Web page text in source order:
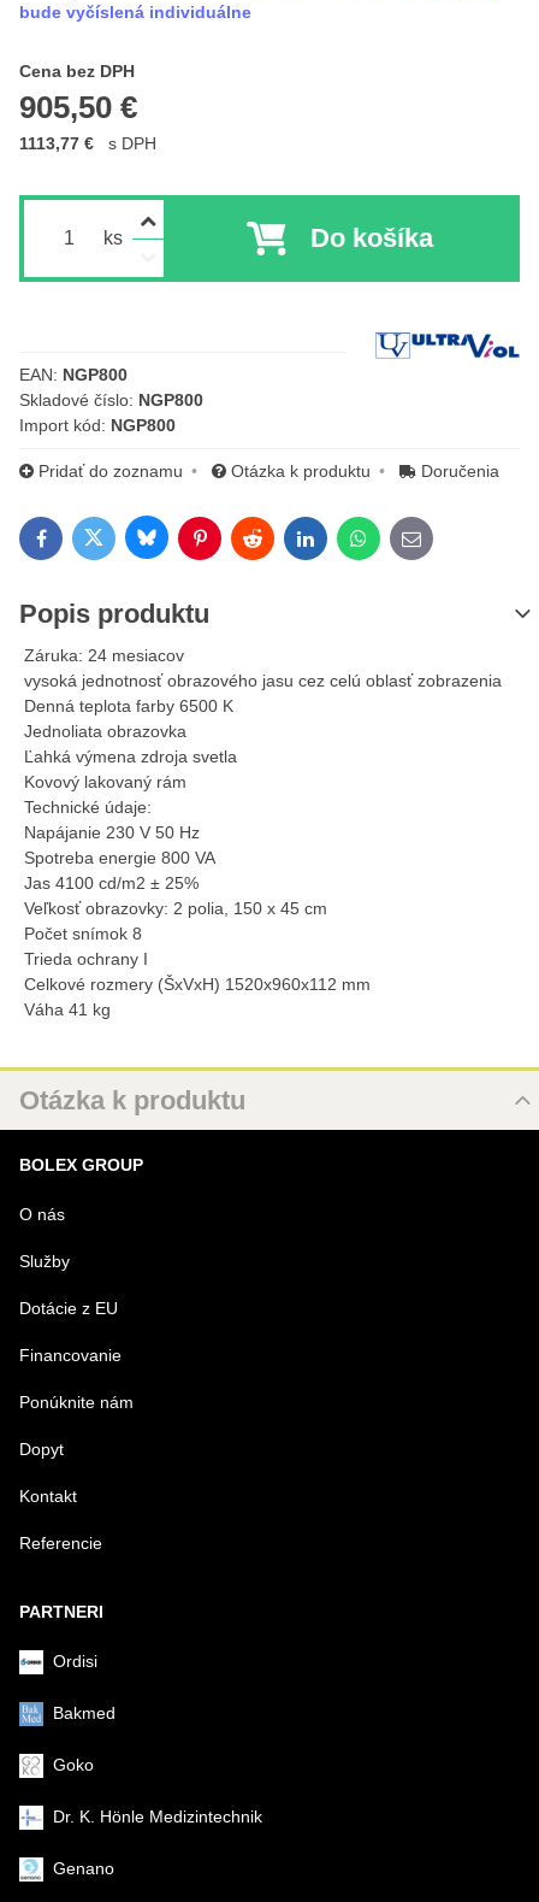
bude vyčíslená individuálne
Cena bez DPH
905,50 €
Cena s DPH
1113,77 € s DPH
ks Do košíka
Výrobca:
EAN: NGP800
Skladové číslo: NGP800
Import kód: NGP800
Pridať do zoznamu Otázka k produktu Doručenia
FacebookTwitterBlueskyPinterestRedditLinkedInWhatsApp
E-mail
Popis produktu
Záruka: 24 mesiacov
vysoká jednotnosť obrazového jasu cez celú oblasť zobrazenia
Denná teplota farby 6500 K
Jednoliata obrazovka
Ľahká výmena zdroja svetla
Kovový lakovaný rám
Technické údaje:
Napájanie 230 V 50 Hz
Spotreba energie 800 VA
Jas 4100 cd/m2 ± 25%
Veľkosť obrazovky: 2 polia, 150 x 45 cm
Počet snímok 8
Trieda ochrany I
Celkové rozmery (ŠxVxH) 1520x960x112 mm
Váha 41 kg
Otázka k produktu
MENO
VÁŠ E-MAIL
VAŠA OTÁZKA K PRODUKTU
Odoslať
BOLEX GROUP
O nás
Služby
Dotácie z EU
Financovanie
Ponúknite nám
Dopyt
Kontakt
Referencie
PARTNERI
Ordisi
Bakmed
Goko
Dr. K. Hönle Medizintechnik
Genano